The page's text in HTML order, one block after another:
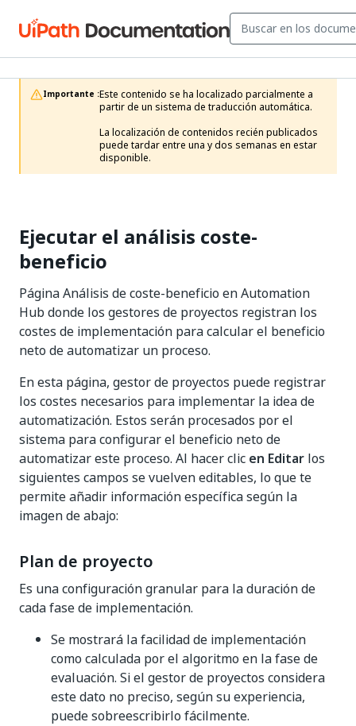
Importante :Este contenido se ha localizado parcialmente a
partir de un sistema de traducción automática.
La localización de contenidos recién publicados
puede tardar entre una y dos semanas en estar
disponible.
Ejecutar el análisis coste-
beneficio
Página Análisis de coste-beneficio en Automation
Hub donde los gestores de proyectos registran los
costes de implementación para calcular el beneficio
neto de automatizar un proceso.
En esta página, gestor de proyectos puede registrar
los costes necesarios para implementar la idea de
automatización. Estos serán procesados por el
sistema para configurar el beneficio neto de
automatizar este proceso. Al hacer clic en Editar los
siguientes campos se vuelven editables, lo que te
permite añadir información específica según la
imagen de abajo:
Plan de proyecto
Es una configuración granular para la duración de
cada fase de implementación.
Se mostrará la facilidad de implementación
como calculada por el algoritmo en la fase de
evaluación. Si el gestor de proyectos considera
este dato no preciso, según su experiencia,
puede sobreescribirlo fácilmente.